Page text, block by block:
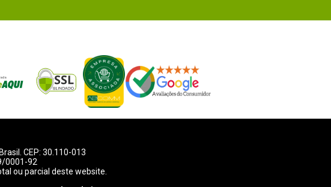
CEP: 30.110-013
0001-92
ou parcial deste website.